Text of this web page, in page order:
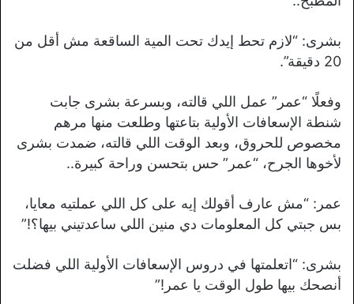
بشرى: “لازم تحط إيدك تحت المية الساقعة مش أقل من
20 دقيقة”.
وفعلًا “عمر” عمل اللي قالته، وبسرعة بشرى جابت
شنطة الإسعافات الأولية بتاعتها وطلعت منها مرهم
مخصوص للحروق، وبعد الوقت اللي قالته، ضمدت بشرى
لأخوها الجرح، “عمر” حس بتحسن وراحة كبيرة..
عمر: “مش عارف أقولك إيه على كل اللي عملتيه معايا،
بس جبتي كل المعلومات دي منين اللي ساعدتيني بيها؟!”
بشرى: “اتعلمتها في دروس الإسعافات الأولية اللي فضلت
أنصحك بيها طول الوقت يا عمر!”